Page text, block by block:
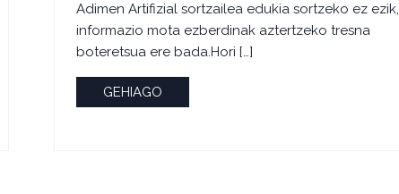
Adimen Artifizial sortzailea edukia sortzeko ez ezik,
informazio mota ezberdinak aztertzeko tresna
boteretsua ere bada.Hori […]
GEHIAGO